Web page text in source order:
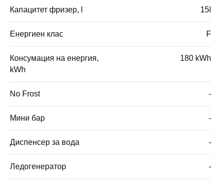
Капацитет фризер, l 15l
Енергиен клас F
Консумация на енергия,
kWh
180 kWh
No Frost -
Мини бар -
Диспенсер за вода -
Ледогенератор -